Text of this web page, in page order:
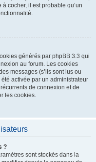
cocher, il est probable qu’un
générés par phpBB 3.3 qui
au forum. Les cookies
messages (s’ils sont lus ou
activée par un administrateur
de connexion et de
les cookies.
?
sont stockés dans la